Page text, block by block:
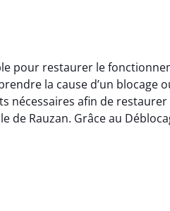
pour restaurer le
la cause d’un blocage
nécessaires afin de
Rauzan. Grâce au